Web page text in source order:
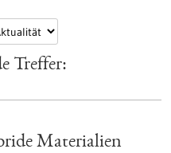
Treffer:
Materialien